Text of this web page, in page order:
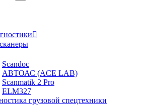

Scandoc
АВТОАС (ACE LAB)
Scanmatik 2 Pro
ELM327
грузовой спецтехники